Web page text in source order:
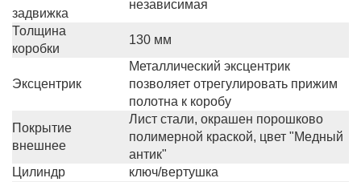
задвижка
независимая
Толщина
коробки
130 мм
Эксцентрик
Металлический эксцентрик
позволяет отрегулировать прижим
полотна к коробу
Покрытие
внешнее
Лист стали, окрашен порошково
полимерной краской, цвет "Медный
антик"
Цилиндр
ключ/вертушка